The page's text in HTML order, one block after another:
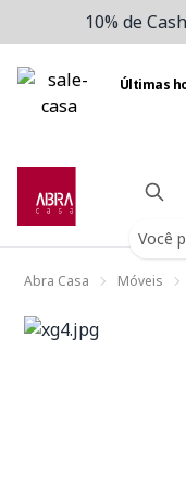
10% de
Últimas
Você
Abra Casa Móveis